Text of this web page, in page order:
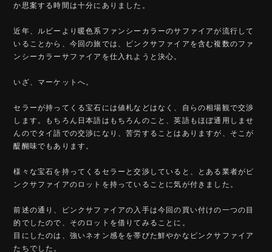
か思案する時間は十分にありました。
近年、ルビーより暖色系ファンシーカラーのサファイアが流行して
いることから、今回の旅では、ピンクサファイアを含む複数のファ
ンシーカラーサファイアを仕入れようと決心。
いざ、マーケットへ。
セラーが持ってくる宝石には値札などはなく、自らの相場観で交渉
します。もちろん日本語はもちろんのこと、英語もほぼ通用しませ
んのでタイ語での交渉になり、苦労することはありますが、そこが
醍醐味でもあります。
様々な宝石を持ってくるセラーと交渉していると、とある業者がピ
ンクサファイアのロットを持っていることに気が付きました。
前述の通り、ピンクサファイアの入手は今回の買い付けの一つの目
的でしたので、そのロットを借りてみることに。
目にしたのは、強いネオン感をを帯びた鮮やかなピンクサファイア
たちでした。